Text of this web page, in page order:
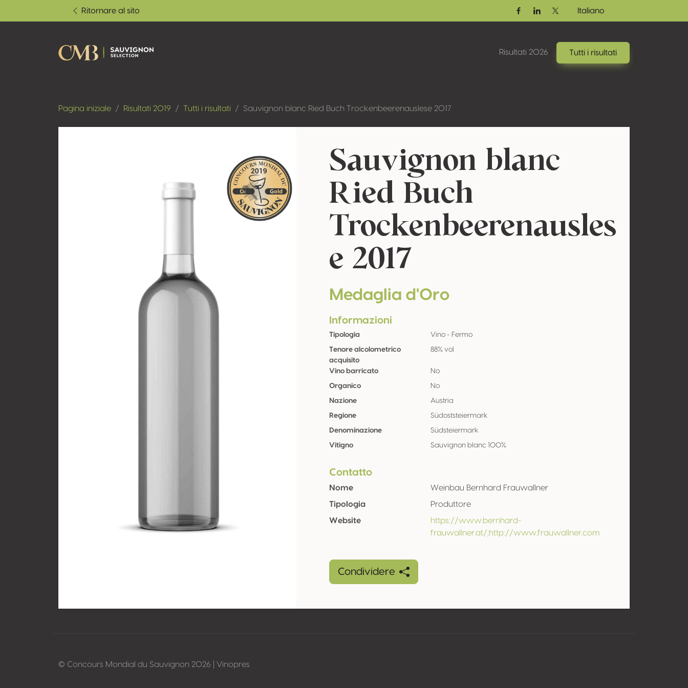
Ritornare al sito
FacebookLinkedinTwitter / X
Italiano
Risultati 2026 Tutti i risultati
Pagina iniziale Risultati 2019 Tutti i risultati Sauvignon blanc Ried Buch Trockenbeerenauslese 2017
Sauvignon blanc
Ried Buch
Trockenbeerenausles
e 2017
Medaglia d'Oro
Informazioni
Tipologia Vino - Fermo
Tenore alcolometrico
acquisito
88% vol
Vino barricato No
Organico No
Nazione Austria
Regione Südoststeiermark
Denominazione Südsteiermark
Vitigno Sauvignon blanc 100%
Contatto
Nome
Weinbau Bernhard Frauwallner
Tipologia
Produttore
Website
https://www.bernhard-
frauwallner.at/;http://www.frauwallner.com
Condividere
© Concours Mondial du Sauvignon 2026 | Vinopres